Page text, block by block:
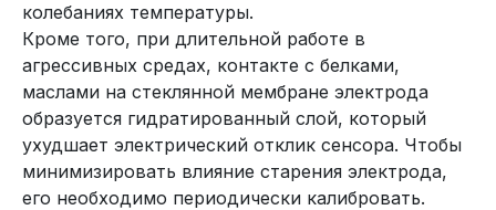
колебаниях температуры.
Кроме того, при длительной работе в
агрессивных средах, контакте с белками,
маслами на стеклянной мембране электрода
образуется гидратированный слой, который
ухудшает электрический отклик сенсора. Чтобы
минимизировать влияние старения электрода,
его необходимо периодически калибровать.